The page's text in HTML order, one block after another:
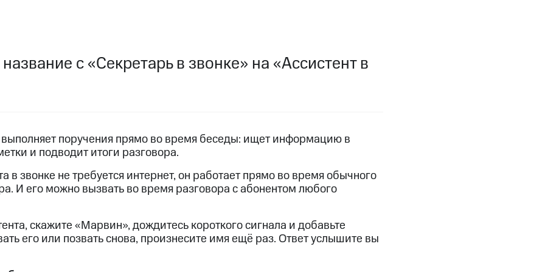
ГудокМой МТСВсе приложения
МТСНастройки автоплатежаПополнить номер другого оператораОплата
карту
доступ к геолокации
нашем приложении
ГудокМой МТСВсе приложения Инвестиции
с «Секретарь в звонке» на «Ассистент в
выполняет поручения прямо во время беседы: ищет информацию в
и подводит итоги разговора.
в звонке не требуется интернет, он работает прямо во время обычного
И его можно вызвать во время разговора с абонентом любого
скажите «Марвин», дождитесь короткого сигнала и добавьте
его или позвать снова, произнесите имя ещё раз. Ответ услышите вы